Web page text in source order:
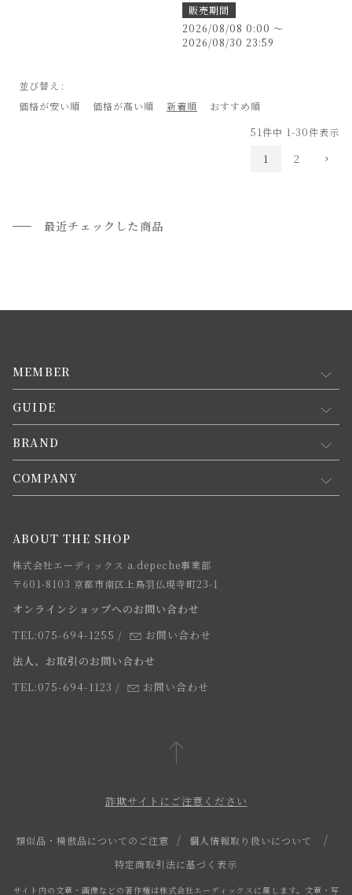
販売期間
2026/08/08 0:00 〜
2026/08/30 23:59
並び替え
価格が安い順
価格が高い順 新着順
おすすめ順
51件中 1-30件表示
1 2
最近チェックした商品
MEMBER
マイページ
新規会員登録
会員規約について
GUIDE
お買い物ガイド
会員登録について
お支払方法について
お届けについて
よくあるご質問
BRAND
コンセプト
webカタログ
COMPANY
店舗一覧
求人情報
法人のお客様
スタッフ
ABOUT THE SHOP
株式会社エーディックス a.depeche事業部
〒601-8103 京都市南区上鳥羽仏現寺町23-1
オンラインショップへのお問い合わせ
TEL:075-694-1255 /
お問い合わせ
法人、お取引のお問い合わせ
TEL:075-694-1123 / お問い合わせ
詐欺サイトにご注意ください
類似品・模倣品についてのご注意
個人情報取り扱いについて
特定商取引法に基づく表示
サイト内の文章・画像などの著作権は株式会社エーディックスに属します。文章・写